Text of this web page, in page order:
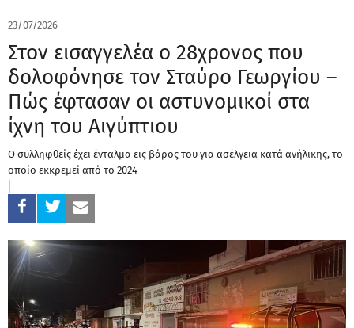
23/07/2026
Στον εισαγγελέα ο 28χρονος που
δολοφόνησε τον Σταύρο Γεωργίου –
Πώς έφτασαν οι αστυνoμικοί στα
ίχνη του Αιγύπτιου
Ο συλληφθείς έχει ένταλμα εις βάρος του για ασέλγεια κατά ανήλικης, το
οποίο εκκρεμεί από το 2024